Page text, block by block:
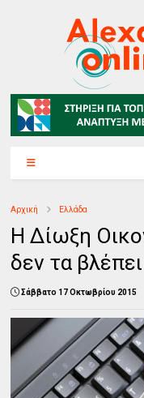
Αρχική Ελλάδα
Η Δίωξη
δεν τα
Σάββατο 17 Οκτωβρίου 2015